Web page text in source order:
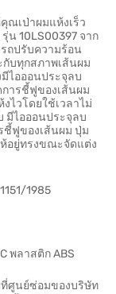
ณเป่าผมแห้งเร็ว
น 10LS00397 จาก
ถปรับความร้อน
กับทุกสภาพเส้นผม
ไอออนประจุลบ
ารชี้ฟูของเส้นผม
ไวโดยใช้เวลาไม่
มีไอออนประจุลบ
ฟูของเส้นผม ปุ่ม
อยู่ทรงขณะจัดแต่ง
1985
พลาสติก ABS
ศูนย์ซ่อมของบริษัท